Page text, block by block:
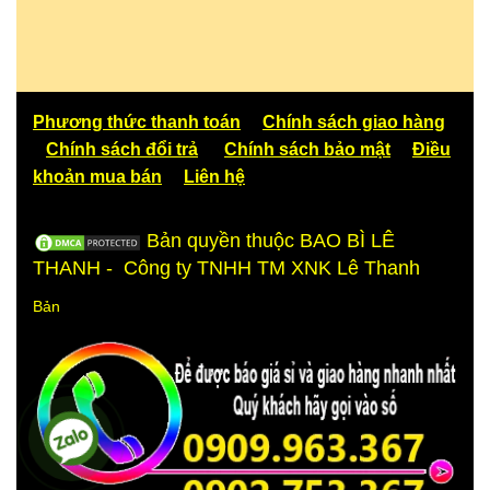
Phương thức thanh toán
Chính sách giao hàng
Chính sách đổi trả
Chính sách bảo mật
Điều
khoản mua bán
Liên hệ
Bản quyền thuộc BAO BÌ LÊ
THANH - Công ty TNHH TM XNK Lê Thanh
Bản